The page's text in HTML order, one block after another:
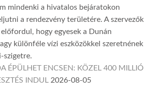
mindenki a hivatalos bejáratokon
a rendezvény területére. A szervezők
hogy egyesek a Dunán
különféle vízi eszközökkel szeretnének
szigetre.
ÉPÜLHET ENCSEN: KÖZEL 400 MILLIÓ
INDUL 2026-08-05